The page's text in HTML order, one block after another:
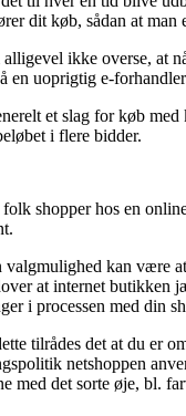
dit køb, sådan at man
ikke overse, at
en uoprigtig e-
et slag for køb
i flere bidder.
shopper hos en
valgmulighed kan være
at internet butikken
i processen med din
tilrådes det at du er
netshoppen
med det sorte øje, bl.